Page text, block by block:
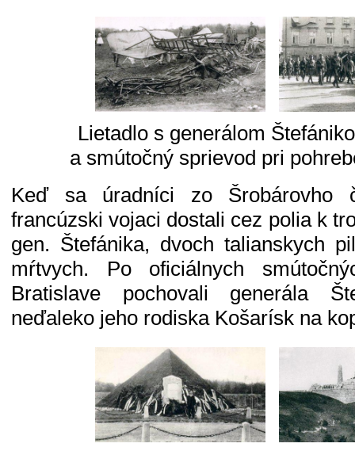
Lietadlo s generálom
a smútočný sprievod pri
Keď sa úradníci zo Šrobárovho
francúzski vojaci dostali cez polia k
gen. Štefánika, dvoch talianskych
mŕtvych. Po oficiálnych
Bratislave pochovali generála
neďaleko jeho rodiska Košarísk na